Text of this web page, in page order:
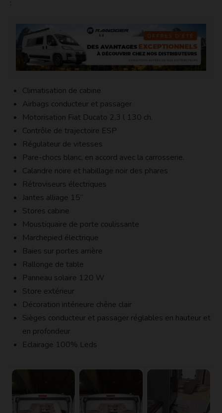
:
Climatisation de cabine
Airbags conducteur et passager
Motorisation Fiat Ducato 2,3 l 130 ch.
Contrôle de trajectoire ESP
Régulateur de vitesses
Pare-chocs blanc, en accord avec la carrosserie.
Calandre noire et habillage noir des phares
Rétroviseurs électriques
Jantes alliage 15’’
Stores cabine
Moustiquaire de porte coulissante
Marchepied électrique
Baies sur portes arrière
Rallonge de table
Panneau solaire 120 W
Store extérieur
Décoration intérieure chêne clair
Sièges conducteur et passager réglables en hauteur et
en profondeur
Eclairage 100% Leds